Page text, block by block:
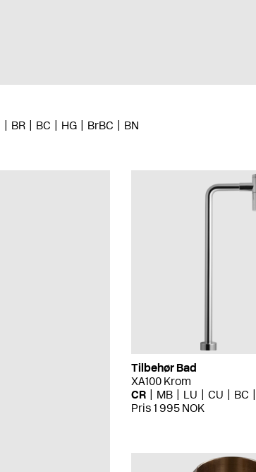
BR BC HG BrBC
BN
Tilbehør Bad
XA100 Krom
CR
MB LU CU BC
Pris 1 995 NOK